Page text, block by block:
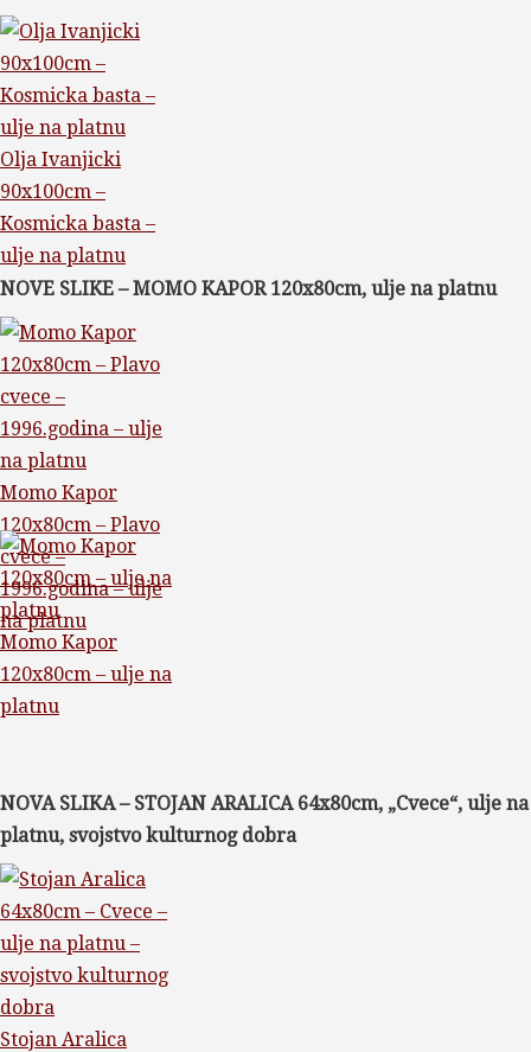
Olja Ivanjicki
90x100cm –
Kosmicka basta –
ulje na platnu
NOVE SLIKE – MOMO KAPOR 120x80cm, ulje na platnu
Momo Kapor
120x80cm – Plavo
cvece –
1996.godina – ulje
na platnu
Momo Kapor
120x80cm – ulje na
platnu
NOVA SLIKA – STOJAN ARALICA 64x80cm, „Cvece“, ulje na
platnu, svojstvo kulturnog dobra
Stojan Aralica